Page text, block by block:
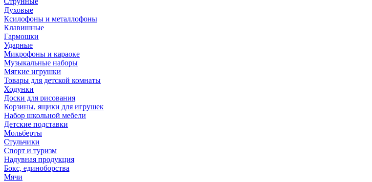
Духовые
Ксилофоны и металлофоны
Клавишные
Гармошки
Ударные
Микрофоны и караоке
Музыкальные наборы
Мягкие игрушки
Товары для детской комнаты
Ходунки
Доски для рисования
Корзины, ящики для игрушек
Набор школьной мебели
Детские подставки
Мольберты
Стульчики
Спорт и туризм
Надувная продукция
Бокс, единоборства
Мячи